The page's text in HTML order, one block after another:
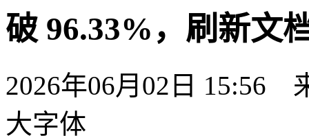
破 96.33%，刷新文
2026年06月02日 15:56
大字体